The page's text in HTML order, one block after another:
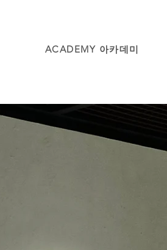
ACADEMY 아카데미